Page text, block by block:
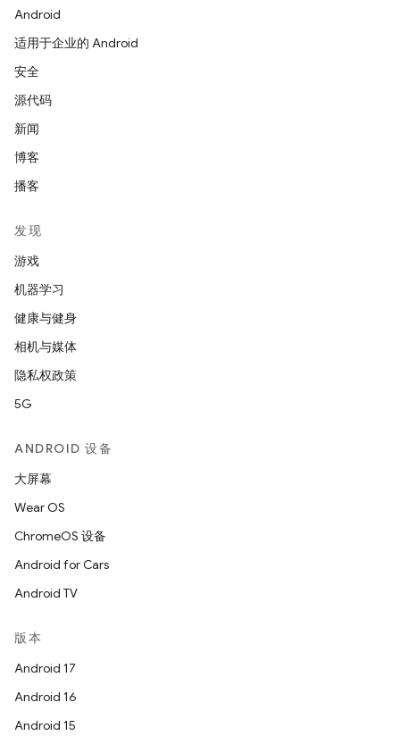
Android
适用于企业的 Android
安全
源代码
新闻
博客
播客
发现
游戏
机器学习
健康与健身
相机与媒体
隐私权政策
5G
ANDROID 设备
大屏幕
Wear OS
ChromeOS 设备
Android for Cars
Android TV
版本
Android 17
Android 16
Android 15